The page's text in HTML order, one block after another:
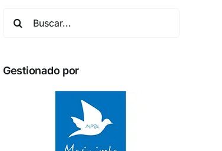
Gestionado por